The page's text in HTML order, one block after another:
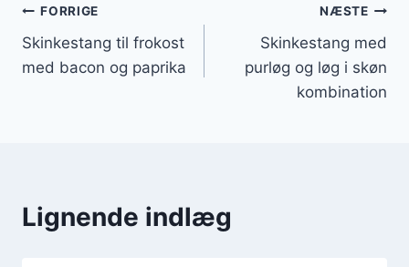
Indlægsnavigation
FORRIGE
Skinkestang til frokost
med bacon og paprika
NÆSTE
Skinkestang med
purløg og løg i skøn
kombination
Lignende indlæg